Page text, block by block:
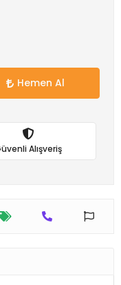
Hemen Al
Alışveriş